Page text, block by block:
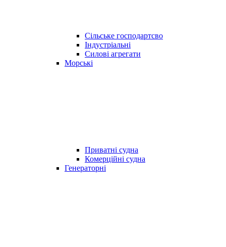
Сільське господартсво
Індустріальні
Силові агрегати
Морські
Приватні судна
Комерційні судна
Генераторні